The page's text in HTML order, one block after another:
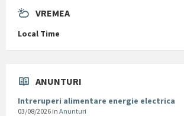
VREMEA
Local Time
ANUNTURI
Intreruperi alimentare energie electrica
03/08/2026 in Anunturi